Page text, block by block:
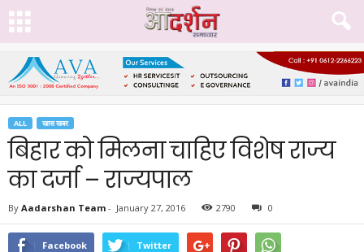
ALL खास खबर
बिहार को मिलना चाहिए विशेष राज्य
का दर्जा – राज्यपाल
By Aadarshan Team - January 27, 2016 2790 0
Facebook Twitter